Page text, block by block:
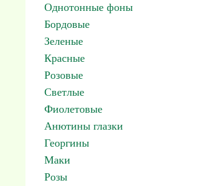
Однотонные фоны
Бордовые
Зеленые
Красные
Розовые
Светлые
Фиолетовые
Анютины глазки
Георгины
Маки
Розы